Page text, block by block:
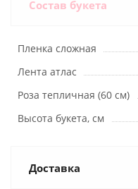
Состав букета
Пленка сложная
Лента атлас
Роза тепличная (60 см)
Высота букета, см
Доставка